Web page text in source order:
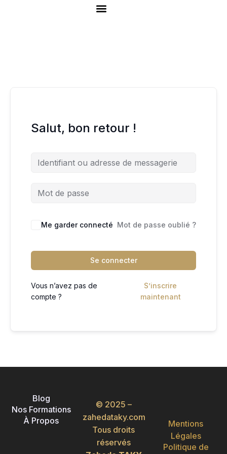
Salut, bon retour !
Me garder connecté Mot de passe oublié ?
Se connecter
Vous n’avez pas de
compte ?
S’inscrire
maintenant
Blog
Nos Formations
À Propos
© 2025 –
zahedataky.com
Tous droits
réservés
Mentions
Légales
Politique de